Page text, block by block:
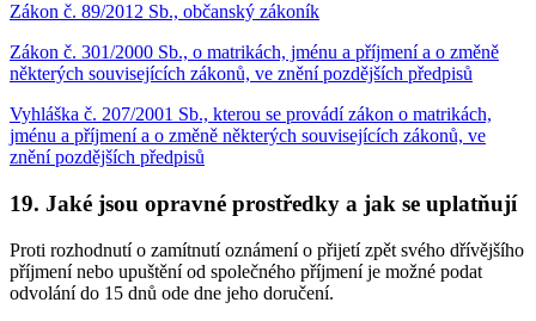
Zákon č. 89/2012 Sb., občanský zákoník
Zákon č. 301/2000 Sb., o matrikách, jménu a příjmení a o změně
některých souvisejících zákonů, ve znění pozdějších předpisů
Vyhláška č. 207/2001 Sb., kterou se provádí zákon o matrikách,
jménu a příjmení a o změně některých souvisejících zákonů, ve
znění pozdějších předpisů
19. Jaké jsou opravné prostředky a jak se uplatňují
Proti rozhodnutí o zamítnutí oznámení o přijetí zpět svého dřívějšího
příjmení nebo upuštění od společného příjmení je možné podat
odvolání do 15 dnů ode dne jeho doručení.